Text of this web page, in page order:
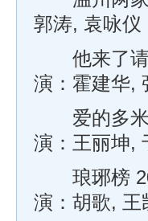
郭涛, 袁咏仪
他来了请
演：霍建华,
爱的多米
演：王丽坤,
琅琊榜
演：胡歌, 王